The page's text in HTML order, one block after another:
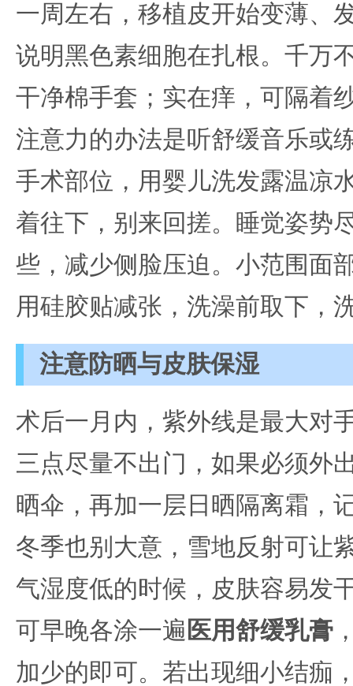
一周左右，移植皮开始变薄、
说明黑色素细胞在扎根。千万
干净棉手套；实在痒，可隔着
注意力的办法是听舒缓音乐或
手术部位，用婴儿洗发露温凉
着往下，别来回搓。睡觉姿势
些，减少侧脸压迫。小范围面
用硅胶贴减张，洗澡前取下，
注意防晒与皮肤保湿
术后一月内，紫外线是最大对
三点尽量不出门，如果必须外
晒伞，再加一层日晒隔离霜，
冬季也别大意，雪地反射可让
气湿度低的时候，皮肤容易发
可早晚各涂一遍 医用舒缓乳膏
加少的即可。若出现细小结痂